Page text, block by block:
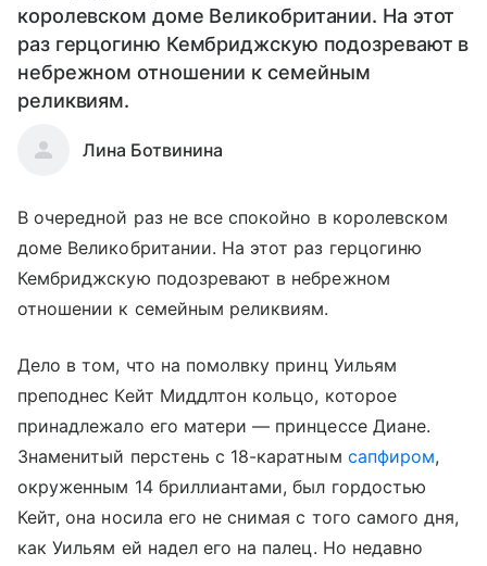
королевском доме Великобритании. На этот
раз герцогиню Кембриджскую подозревают в
небрежном отношении к семейным
реликвиям.
Лина Ботвинина
В очередной раз не все спокойно в королевском
доме Великобритании. На этот раз герцогиню
Кембриджскую подозревают в небрежном
отношении к семейным реликвиям.
Дело в том, что на помолвку принц Уильям
преподнес Кейт Миддлтон кольцо, которое
принадлежало его матери — принцессе Диане.
Знаменитый перстень с 18-каратным сапфиром,
окруженным 14 бриллиантами, был гордостью
Кейт, она носила его не снимая с того самого дня,
как Уильям ей надел его на палец. Но недавно